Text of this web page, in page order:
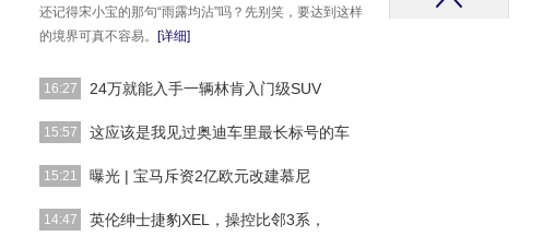
还记得宋小宝的那句“雨露均沾”吗？先别笑，要达到这样
的境界可真不容易。
[详细]
16:27 24万就能入手一辆林肯入门级SUV
说起豪车，并不是说每个人都向往，但都一定或多或少的
15:57 这应该是我见过奥迪车里最长标号的车
要说高级旗舰轿车，大家都会想到奔驰S级、宝马7系，
15:21 曝光 | 宝马斥资2亿欧元改建慕尼
近日，宝马集团官方宣布，其在德国慕尼黑的工厂已经改
14:47 英伦绅士捷豹XEL，操控比邻3系，